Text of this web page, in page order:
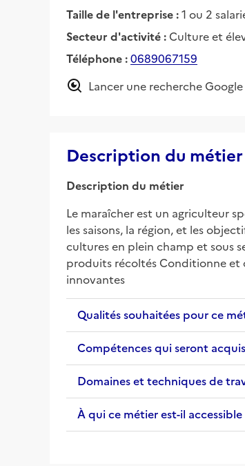
Taille de l'entreprise :1 ou 2
Secteur d'activité : Culture et
Téléphone :0689067159
Lancer une recherche
Description du métier
Description du métier
Le maraîcher est un agriculteur
les saisons, la région, et les
cultures en plein champ et sous
produits récoltés Conditionne et
innovantes
Qualités souhaitées pour ce
Compétences qui seront
Domaines et techniques de
À qui ce métier est-il accessible